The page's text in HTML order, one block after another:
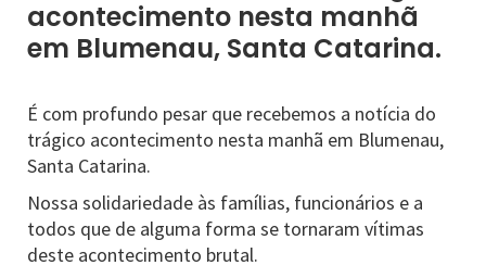
acontecimento nesta manhã
em Blumenau, Santa Catarina.
É com profundo pesar que recebemos a notícia do
trágico acontecimento nesta manhã em Blumenau,
Santa Catarina.
Nossa solidariedade às famílias, funcionários e a
todos que de alguma forma se tornaram vítimas
deste acontecimento brutal.